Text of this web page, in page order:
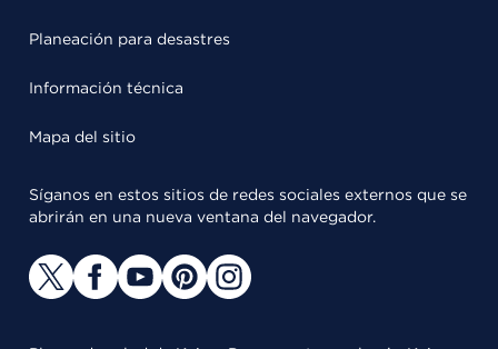
Planeación para desastres
Información técnica
Mapa del sitio
Síganos en estos sitios de redes sociales externos que se
abrirán en una nueva ventana del navegador.